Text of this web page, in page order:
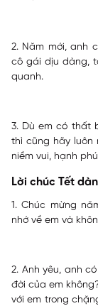
2. Năm mới, anh
cô gái dịu dàng,
quanh.
3. Dù em có thất
thì cũng hãy luôn
niềm vui, hạnh
Lời chúc Tết
1. Chúc mừng
nhớ về em và
2. Anh yêu, anh
đời của em
với em trong